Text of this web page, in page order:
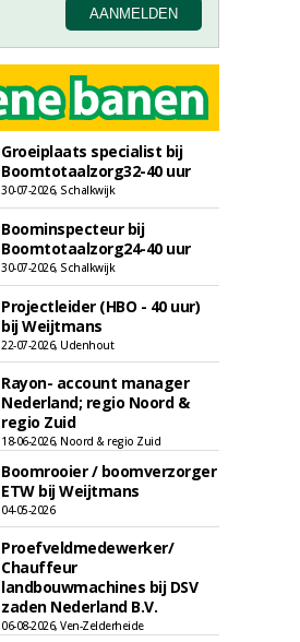
Groeiplaats specialist bij
Boomtotaalzorg32-40 uur
30-07-2026, Schalkwijk
Boominspecteur bij
Boomtotaalzorg24-40 uur
30-07-2026, Schalkwijk
Projectleider (HBO - 40 uur)
bij Weijtmans
22-07-2026, Udenhout
Rayon- account manager
Nederland; regio Noord &
regio Zuid
18-06-2026, Noord & regio Zuid
Boomrooier / boomverzorger
ETW bij Weijtmans
04-05-2026
Proefveldmedewerker/
Chauffeur
landbouwmachines bij DSV
zaden Nederland B.V.
06-08-2026, Ven-Zelderheide